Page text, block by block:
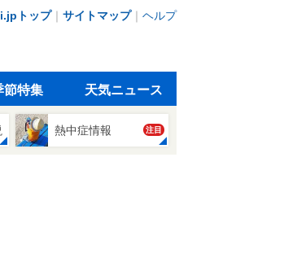
トップ｜ サイトマップ｜ ヘルプ
節特集 天気ニュース
熱中症情報 注目